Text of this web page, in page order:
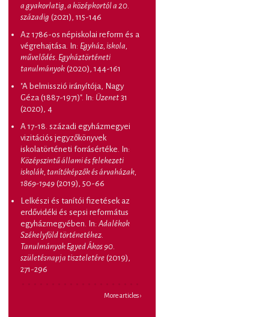
a gyakorlatig, a középkortól a 20.
századig (2021), 115-146
Az 1786-os népiskolai reform és a
végrehajtása . In: Egyház, iskola,
művelődés. Egyháztörténeti
tanulmányok (2020), 144-161
"A belmisszió irányítója, Nagy
Géza (1887-1971)". In: Üzenet 31
(2020), 4
A 17-18. századi egyházmegyei
vizitációs jegyzőkönyvek
iskolatörténeti forrásértéke . In:
Középszintű állami és felekezeti
iskolák, tanítóképzők és árvaházak,
1869-1949 (2019), 50-66
Lelkészi és tanítói fizetések az
erdővidéki és sepsi református
egyházmegyében . In: Adalékok
Székelyföld történetéhez.
Tanulmányok Egyed Ákos 90.
születésnapja tiszteletére (2019),
271-296
More articles ›